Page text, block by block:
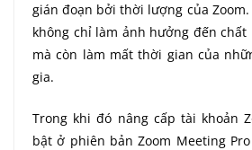
gián đoạn bởi thời lượng của
không chỉ làm ảnh hưởng đến chất
mà còn làm mất thời gian của
gia.
Trong khi đó nâng cấp tài khoản
bật ở phiên bản Zoom Meeting